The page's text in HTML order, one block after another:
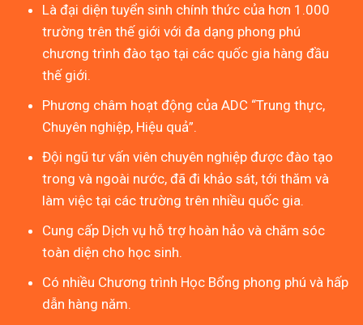
Là đại diện tuyển sinh chính thức của hơn 1.000
trường trên thế giới với đa dạng phong phú
chương trình đào tạo tại các quốc gia hàng đầu
thế giới.
Phương châm hoạt động của ADC “Trung thực,
Chuyên nghiệp, Hiệu quả”.
Đội ngũ tư vấn viên chuyên nghiệp được đào tạo
trong và ngoài nước, đã đi khảo sát, tới thăm và
làm việc tại các trường trên nhiều quốc gia.
Cung cấp Dịch vụ hỗ trợ hoàn hảo và chăm sóc
toàn diện cho học sinh.
Có nhiều Chương trình Học Bổng phong phú và hấp
dẫn hàng năm.